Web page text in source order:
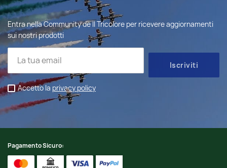
Entra nella Community de Il Tricolore per ricevere aggiornamenti
sui nostri prodotti
Accetto la privacy policy
Pagamento Sicuro: